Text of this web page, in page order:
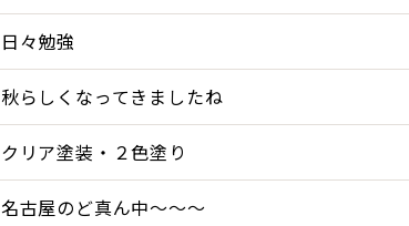
日々勉強
秋らしくなってきましたね
クリア塗装・２色塗り
名古屋のど真ん中～～～